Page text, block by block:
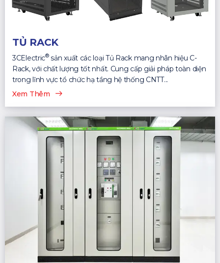
TỦ RACK
3CElectric®sản xuất các loại Tủ Rack mang nhãn hiệu C-
Rack, với chất lượng tốt nhất. Cung cấp giải pháp toàn diện
trong lĩnh vực tổ chức hạ tầng hệ thống CNTT...
Xem Thêm